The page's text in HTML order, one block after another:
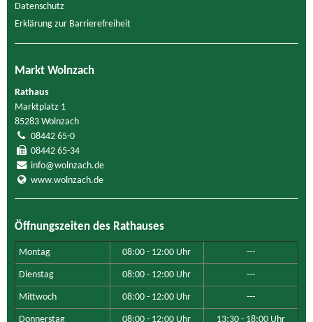
Datenschutz
Erklärung zur Barrierefreiheit
Markt Wolnzach
Rathaus
Marktplatz 1
85283 Wolnzach
08442 65-0
08442 65-34
info@wolnzach.de
www.wolnzach.de
Öffnungszeiten des Rathauses
Montag 08:00 - 12:00 Uhr ---
Dienstag 08:00 - 12:00 Uhr ---
Mittwoch 08:00 - 12:00 Uhr ---
Donnerstag 08:00 - 12:00 Uhr 13:30 - 18:00 Uhr